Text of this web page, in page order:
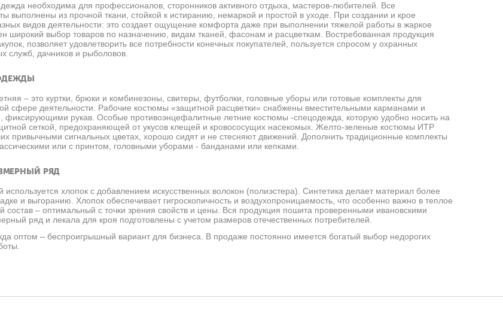
необходима для профессионалов, сторонников активного отдыха, мастеров-любителей. Все
выполнены из прочной ткани, стойкой к истиранию, немаркой и простой в уходе. При создании и крое
видов деятельности: это создает ощущение комфорта даже при выполнении тяжелой работы в жаркое
широкий выбор товаров по назначению, видам тканей, фасонам и расцветкам. Востребованная продукция
позволяет удовлетворить все потребности конечных покупателей, пользуется спросом у охранных
служб, дачников и рыболовов.
– это куртки, брюки и комбинезоны, свитеры, футболки, головные уборы или готовые комплекты для
сфере деятельности. Рабочие костюмы «защитной расцветки» снабжены вместительными карманами и
фиксирующими рукав. Особые противоэнцефалитные летние костюмы -спецодежда, которую удобно носить на
сеткой, предохраняющей от укусов клещей и кровососущих насекомых. Желто-зеленые костюмы ИТР
привычными сигнальных цветах, хорошо сидят и не стесняют движений. Дополнить традиционные комплекты
или с принтом, головными уборами - банданами или кепками.
РЯД
хлопок с добавлением искусственных волокон (полиэстера). Синтетика делает материал более
и выгоранию. Хлопок обеспечивает гигроскопичность и воздухопроницаемость, что особенно важно в теплое
состав – оптимальный с точки зрения свойств и цены. Вся продукция пошита проверенными ивановскими
ряд и лекала для кроя подготовлены с учетом размеров отечественных потребителей.
оптом – беспроигрышный вариант для бизнеса. В продаже постоянно имеется богатый выбор недорогих